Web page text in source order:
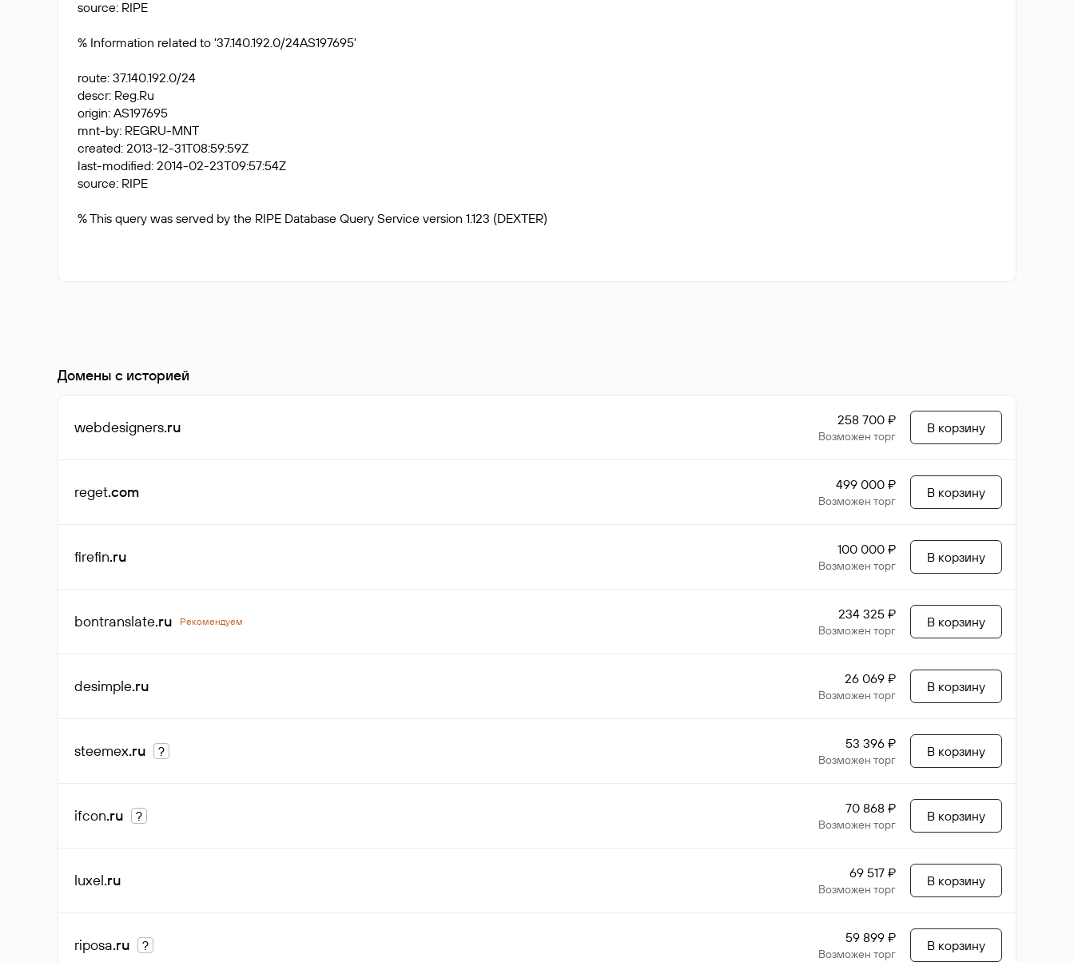
source: RIPE
% Information related to '37.140.192.0/24AS197695'
route: 37.140.192.0/24
descr: Reg.Ru
origin: AS197695
mnt-by: REGRU-MNT
created: 2013-12-31T08:59:59Z
last-modified: 2014-02-23T09:57:54Z
source: RIPE
% This query was served by the RIPE Database Query Service version 1.123 (DEXTER)
Домены с историей
webdesigners.ru 258 700 ₽
Возможен торг
В корзину
reget.com 499 000 ₽
Возможен торг
В корзину
firefin.ru 100 000 ₽
Возможен торг
В корзину
bontranslate.ru Рекомендуем 234 325 ₽
Возможен торг
В корзину
desimple.ru 26 069 ₽
Возможен торг
В корзину
steemex.ru ? 53 396 ₽
Возможен торг
В корзину
ifcon.ru ? 70 868 ₽
Возможен торг
В корзину
luxel.ru 69 517 ₽
Возможен торг
В корзину
riposa.ru ? 59 899 ₽
Возможен торг
В корзину